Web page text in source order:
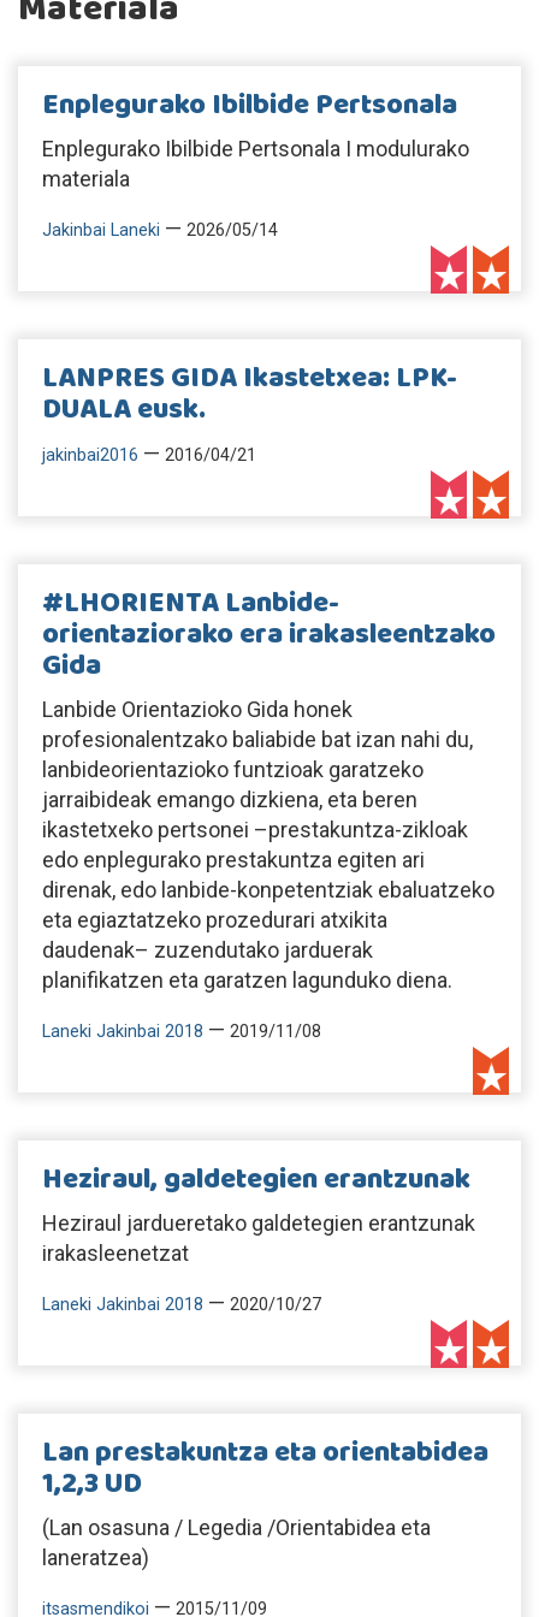
Enplegurako Ibilbide Pertsonala
Enplegurako Ibilbide Pertsonala I modulurako
materiala
Jakinbai Laneki — 2026/05/14
LANPRES GIDA Ikastetxea: LPK-
DUALA eusk.
jakinbai2016 — 2016/04/21
#LHORIENTA Lanbide-
orientaziorako era irakasleentzako
Gida
Lanbide Orientazioko Gida honek
profesionalentzako baliabide bat izan nahi du,
lanbideorientazioko funtzioak garatzeko
jarraibideak emango dizkiena, eta beren
ikastetxeko pertsonei –prestakuntza-zikloak
edo enplegurako prestakuntza egiten ari
direnak, edo lanbide-konpetentziak ebaluatzeko
eta egiaztatzeko prozedurari atxikita
daudenak– zuzendutako jarduerak
planifikatzen eta garatzen lagunduko diena.
Laneki Jakinbai 2018 — 2019/11/08
Heziraul, galdetegien erantzunak
Heziraul jardueretako galdetegien erantzunak
irakasleenetzat
Laneki Jakinbai 2018 — 2020/10/27
Lan prestakuntza eta orientabidea
1,2,3 UD
(Lan osasuna / Legedia /Orientabidea eta
laneratzea)
itsasmendikoi — 2015/11/09